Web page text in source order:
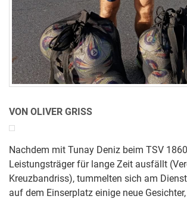
VON OLIVER GRISS
Nachdem mit Tunay Deniz beim TSV
Leistungsträger für lange Zeit ausfällt
Kreuzbandriss), tummelten sich am
auf dem Einserplatz einige neue